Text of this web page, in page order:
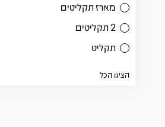
מארז תקליטים
2 תקליטים
תקליט
הציגו הכל